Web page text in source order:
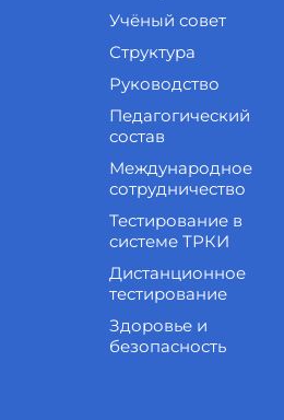
Учёный совет
Структура
Руководство
Педагогический
состав
Международное
сотрудничество
Тестирование в
системе ТРКИ
Дистанционное
тестирование
Здоровье и
безопасность